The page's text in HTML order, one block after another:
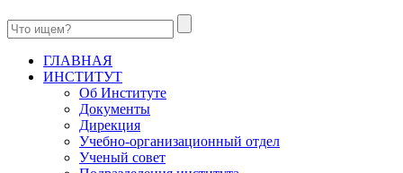
ГЛАВНАЯ
ИНСТИТУТ
Об Институте
Документы
Дирекция
Учебно-организационный отдел
Ученый совет